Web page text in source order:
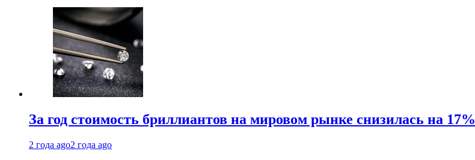
За год стоимость бриллиантов на мировом рынке снизилась на 17%
2 года ago2 года ago